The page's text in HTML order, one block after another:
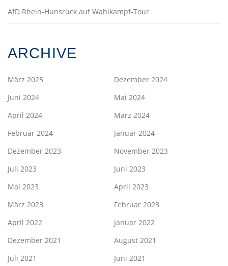
AfD Rhein-Hunsrück auf Wahlkampf-Tour
ARCHIVE
März 2025
Dezember 2024
Juni 2024
Mai 2024
April 2024
März 2024
Februar 2024
Januar 2024
Dezember 2023
November 2023
Juli 2023
Juni 2023
Mai 2023
April 2023
März 2023
Februar 2023
April 2022
Januar 2022
Dezember 2021
August 2021
Juli 2021
Juni 2021